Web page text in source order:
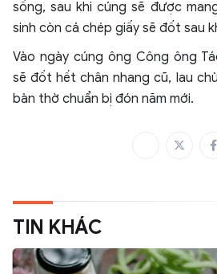
sống, sau khi cúng sẽ được
sinh còn cá chép giấy sẽ đốt sau
Vào ngày cúng ông Công ông
sẽ đốt hết chân nhang cũ, lau
bàn thờ chuẩn bị đón năm mới.
TIN KHÁC